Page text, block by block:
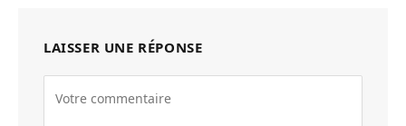
LAISSER UNE RÉPONSE